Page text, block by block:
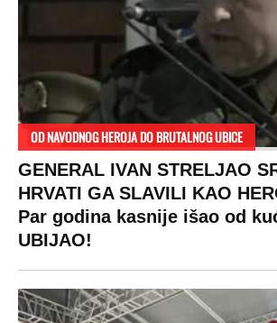
RAJ!
Žene u Srbiji su poludele za
ogledaju se, bacaju pare:
koštaju 100 evra, a neke i